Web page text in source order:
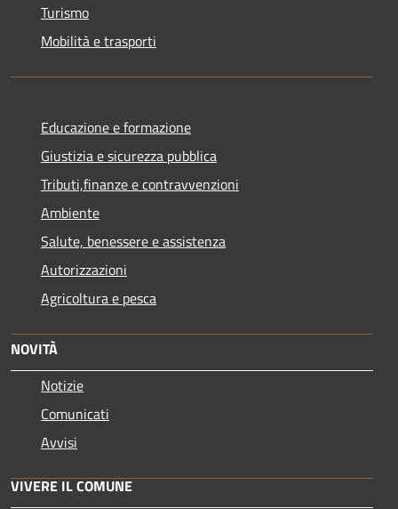
Turismo
Mobilità e trasporti
Educazione e formazione
Giustizia e sicurezza pubblica
Tributi,finanze e contravvenzioni
Ambiente
Salute, benessere e assistenza
Autorizzazioni
Agricoltura e pesca
NOVITÀ
Notizie
Comunicati
Avvisi
VIVERE IL COMUNE